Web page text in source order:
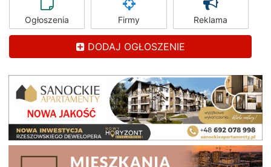
Ogłoszenia Firmy Reklama
DODAJ OGŁOSZENIE